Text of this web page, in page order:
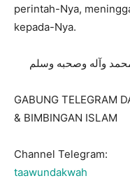
perintah-Nya,
kepada-Nya.
محمد وآله وصحبه وسلم
GABUNG TELEGRAM
& BIMBINGAN ISLAM
Channel Telegram:
taawundakwah